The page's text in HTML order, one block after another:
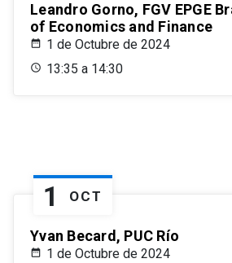
Leandro Gorno, FGV EPGE
of Economics and Finance
1 de Octubre de 2024
13:35 a 14:30
1 OCT
Yvan Becard, PUC Río
1 de Octubre de 2024